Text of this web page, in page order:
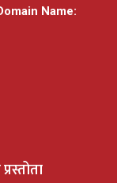
Name: